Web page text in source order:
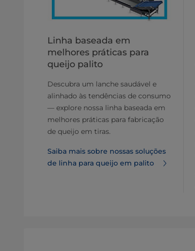
Linha baseada em
melhores práticas para
queijo palito
Descubra um lanche saudável e
alinhado às tendências de consumo
— explore nossa linha baseada em
melhores práticas para fabricação
de queijo em tiras.
Saiba mais sobre nossas soluções
de linha para queijo em palito